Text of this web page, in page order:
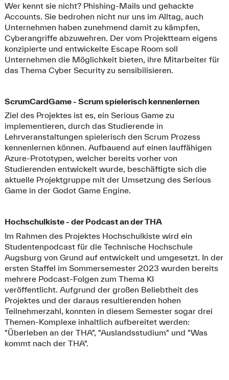
Wer kennt sie nicht? Phishing-Mails und gehackte
Accounts. Sie bedrohen nicht nur uns im Alltag, auch
Unternehmen haben zunehmend damit zu kämpfen,
Cyberangriffe abzuwehren. Der vom Projektteam eigens
konzipierte und entwickelte Escape Room soll
Unternehmen die Möglichkeit bieten, ihre Mitarbeiter für
das Thema Cyber Security zu sensibilisieren.
ScrumCardGame - Scrum spielerisch kennenlernen
Ziel des Projektes ist es, ein Serious Game zu
implementieren, durch das Studierende in
Lehrveranstaltungen spielerisch den Scrum Prozess
kennenlernen können. Aufbauend auf einen lauffähigen
Azure-Prototypen, welcher bereits vorher von
Studierenden entwickelt wurde, beschäftigte sich die
aktuelle Projektgruppe mit der Umsetzung des Serious
Game in der Godot Game Engine.
Hochschulkiste - der Podcast an der THA
Im Rahmen des Projektes Hochschulkiste wird ein
Studentenpodcast für die Technische Hochschule
Augsburg von Grund auf entwickelt und umgesetzt. In der
ersten Staffel im Sommersemester 2023 wurden bereits
mehrere Podcast-Folgen zum Thema KI
veröffentlicht. Aufgrund der großen Beliebtheit des
Projektes und der daraus resultierenden hohen
Teilnehmerzahl, konnten in diesem Semester sogar drei
Themen-Komplexe inhaltlich aufbereitet werden:
"Überleben an der THA", "Auslandsstudium" und "Was
kommt nach der THA".